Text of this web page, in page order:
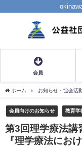
会員
ホーム お知らせ・協会活
会員向けのお知らせ 教育学
第3回理学療法講
『理学療法にお